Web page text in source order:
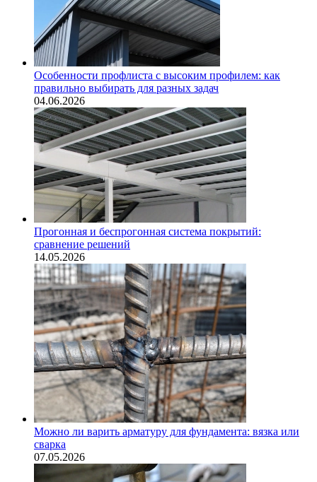
Особенности профлиста с высоким профилем: как
правильно выбирать для разных задач
04.06.2026
Прогонная и беспрогонная система покрытий:
сравнение решений
14.05.2026
Можно ли варить арматуру для фундамента: вязка или
сварка
07.05.2026